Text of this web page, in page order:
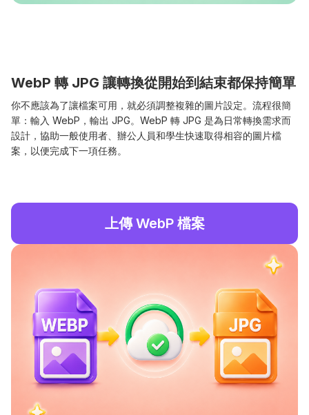
WebP 轉 JPG 讓轉換從開始到結束都保持簡單
你不應該為了讓檔案可用，就必須調整複雜的圖片設定。流程很簡
單：輸入 WebP，輸出 JPG。WebP 轉 JPG 是為日常轉換需求而
設計，協助一般使用者、辦公人員和學生快速取得相容的圖片檔
案，以便完成下一項任務。
上傳 WebP 檔案